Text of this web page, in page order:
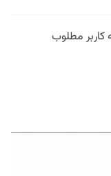
کاربر مطلوب